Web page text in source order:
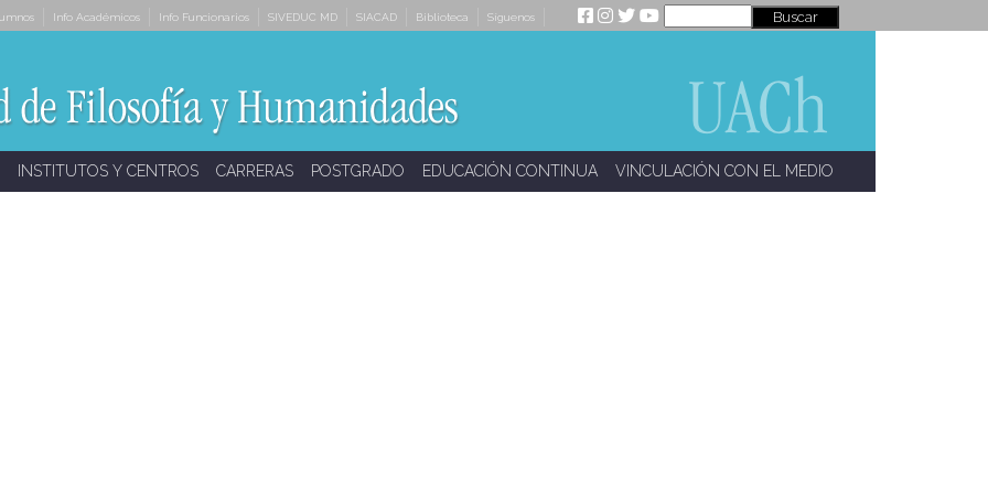
Info Académicos Info Funcionarios SIVEDUC MD SIACAD Biblioteca Síguenos
INSTITUTOS Y CENTROS CARRERAS POSTGRADO EDUCACIÓN CONTINUA VINCULACIÓN CON EL MEDIO